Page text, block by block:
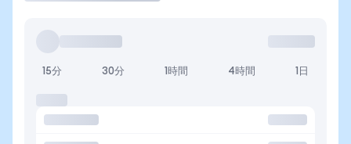
15分 30分 1時間 4時間 1日